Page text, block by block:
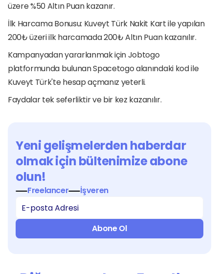
üzere %50 Altın Puan kazanır.
İlk Harcama Bonusu: Kuveyt Türk Nakit Kart ile yapılan
200₺ üzeri ilk harcamada 200₺ Altın Puan kazanılır.
Kampanyadan yararlanmak için Jobtogo
platformunda bulunan Spacetogo alanındaki kod ile
Kuveyt Türk'te hesap açmanız yeterli.
Faydalar tek seferliktir ve bir kez kazanılır.
Yeni gelişmelerden haberdar
olmak için bültenimize abone
olun!
Freelancer İşveren
Abone Ol